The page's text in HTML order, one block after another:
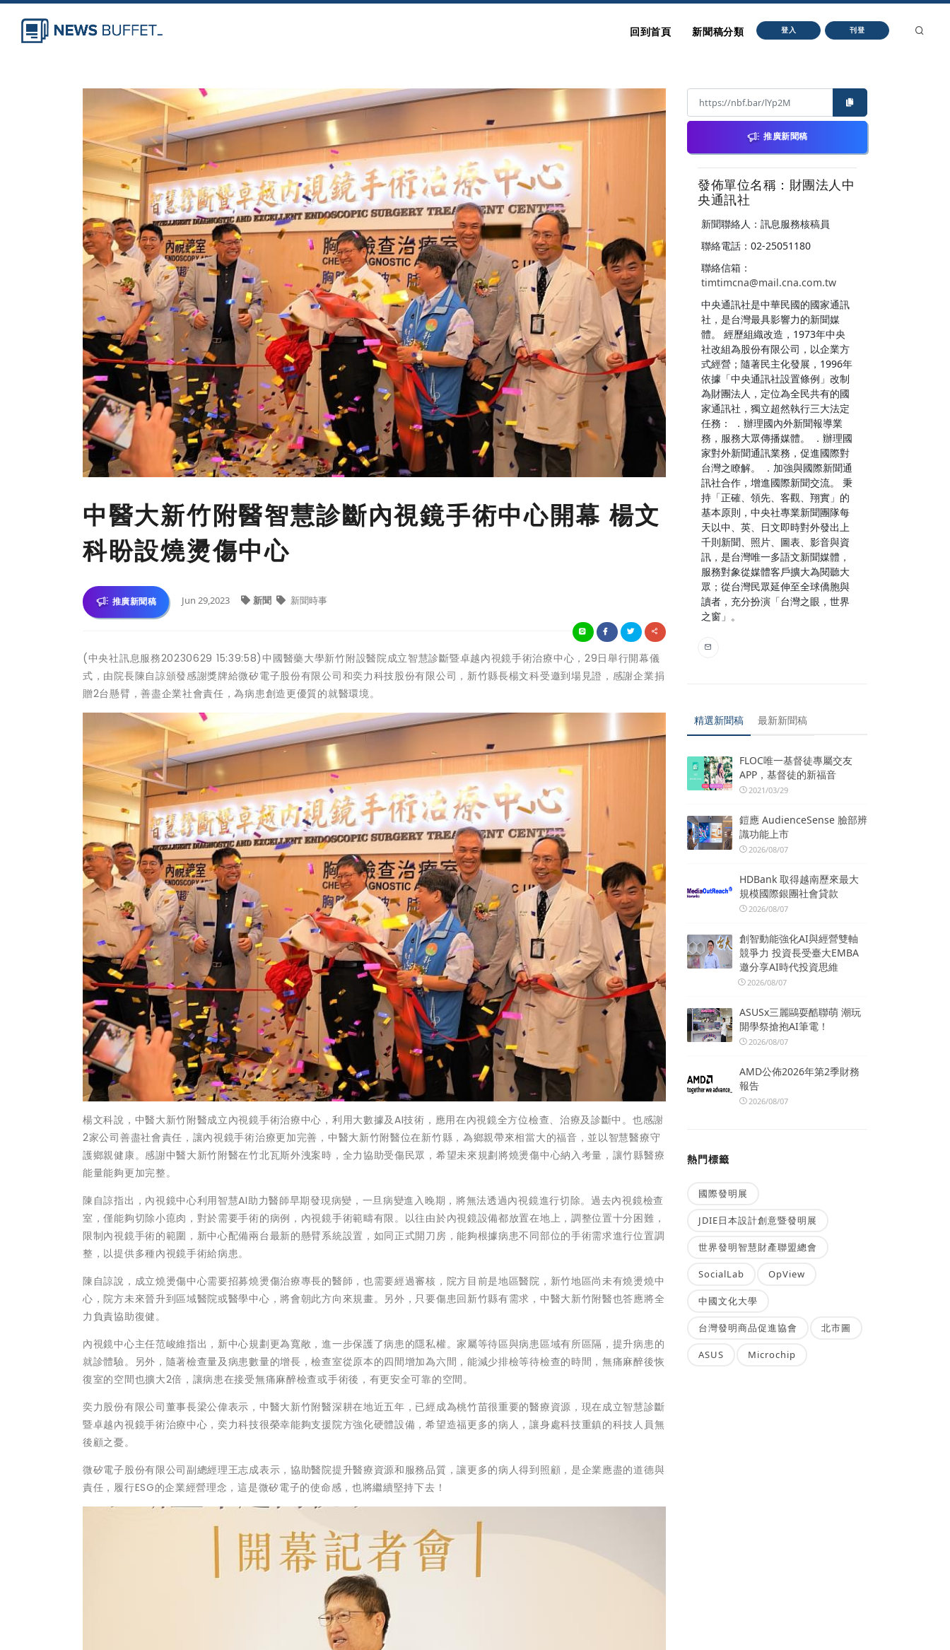
回到首頁 新聞稿分類 登入 刊登
中醫大新竹附醫智慧診斷內視鏡手術中心開幕 楊文
科盼設燒燙傷中心
推廣新聞稿 Jun 29,2023 新聞 新聞時事
(中央社訊息服務20230629 15:39:58)中國醫藥大學新竹附設醫院成立智慧診斷暨卓越內視鏡手術治療中心，29日舉行開幕儀
式，由院長陳自諒頒發感謝獎牌給微矽電子股份有限公司和奕力科技股份有限公司，新竹縣長楊文科受邀到場見證，感謝企業捐
贈2台懸臂，善盡企業社會責任，為病患創造更優質的就醫環境。
楊文科說，中醫大新竹附醫成立內視鏡手術治療中心，利用大數據及AI技術，應用在內視鏡全方位檢查、治療及診斷中。也感謝
2家公司善盡社會責任，讓內視鏡手術治療更加完善，中醫大新竹附醫位在新竹縣，為鄉親帶來相當大的福音，並以智慧醫療守
護鄉親健康。感謝中醫大新竹附醫在竹北瓦斯外洩案時，全力協助受傷民眾，希望未來規劃將燒燙傷中心納入考量，讓竹縣醫療
能量能夠更加完整。
陳自諒指出，內視鏡中心利用智慧AI助力醫師早期發現病變，一旦病變進入晚期，將無法透過內視鏡進行切除。過去內視鏡檢查
室，僅能夠切除小瘜肉，對於需要手術的病例，內視鏡手術範疇有限。以往由於內視鏡設備都放置在地上，調整位置十分困難，
限制內視鏡手術的範圍，新中心配備兩台最新的懸臂系統設置，如同正式開刀房，能夠根據病患不同部位的手術需求進行位置調
整，以提供多種內視鏡手術給病患。
陳自諒說，成立燒燙傷中心需要招募燒燙傷治療專長的醫師，也需要經過審核，院方目前是地區醫院，新竹地區尚未有燒燙燒中
心，院方未來晉升到區域醫院或醫學中心，將會朝此方向來規畫。另外，只要傷患回新竹縣有需求，中醫大新竹附醫也答應將全
力負責協助復健。
內視鏡中心主任范峻維指出，新中心規劃更為寬敞，進一步保護了病患的隱私權。家屬等待區與病患區域有所區隔，提升病患的
就診體驗。另外，隨著檢查量及病患數量的增長，檢查室從原本的四間增加為六間，能減少排檢等待檢查的時間，無痛麻醉後恢
復室的空間也擴大2倍，讓病患在接受無痛麻醉檢查或手術後，有更安全可靠的空間。
奕力股份有限公司董事長梁公偉表示，中醫大新竹附醫深耕在地近五年，已經成為桃竹苗很重要的醫療資源，現在成立智慧診斷
暨卓越內視鏡手術治療中心，奕力科技很榮幸能夠支援院方強化硬體設備，希望造福更多的病人，讓身處科技重鎮的科技人員無
後顧之憂。
微矽電子股份有限公司副總經理王志成表示，協助醫院提升醫療資源和服務品質，讓更多的病人得到照顧，是企業應盡的道德與
責任，履行ESG的企業經營理念，這是微矽電子的使命感，也將繼續堅持下去！
推廣新聞稿
發佈單位名稱：財團法人中
央通訊社
新聞聯絡人：訊息服務核稿員
聯絡電話：02-25051180
聯絡信箱：
timtimcna@mail.cna.com.tw
中央通訊社是中華民國的國家通訊
社，是台灣最具影響力的新聞媒
體。 經歷組織改造，1973年中央
社改組為股份有限公司，以企業方
式經營；隨著民主化發展，1996年
依據「中央通訊社設置條例」改制
為財團法人，定位為全民共有的國
家通訊社，獨立超然執行三大法定
任務： ．辦理國內外新聞報導業
務，服務大眾傳播媒體。 ．辦理國
家對外新聞通訊業務，促進國際對
台灣之瞭解。 ．加強與國際新聞通
訊社合作，增進國際新聞交流。 秉
持「正確、領先、客觀、翔實」的
基本原則，中央社專業新聞團隊每
天以中、英、日文即時對外發出上
千則新聞、照片、圖表、影音與資
訊，是台灣唯一多語文新聞媒體，
服務對象從媒體客戶擴大為閱聽大
眾；從台灣民眾延伸至全球僑胞與
讀者，充分扮演「台灣之眼，世界
之窗」。
精選新聞稿 最新新聞稿
FLOC唯一基督徒專屬交友
APP，基督徒的新福音
2021/03/29
鎧應 AudienceSense 臉部辨
識功能上市
2026/08/07
HDBank 取得越南歷來最大
規模國際銀團社會貸款
2026/08/07
創智動能強化AI與經營雙軸
競爭力 投資長受臺大EMBA
邀分享AI時代投資思維
2026/08/07
ASUSx三麗鷗耍酷聯萌 潮玩
開學祭搶抱AI筆電！
2026/08/07
AMD公佈2026年第2季財務
報告
2026/08/07
熱門標籤
國際發明展
JDIE日本設計創意暨發明展
世界發明智慧財產聯盟總會
SocialLab OpView
中國文化大學
台灣發明商品促進協會 北市圖
ASUS Microchip